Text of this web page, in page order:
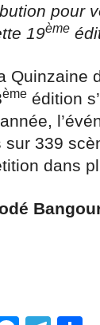
pour
19ème
Quinzaine
ème édition
sur 339
dans